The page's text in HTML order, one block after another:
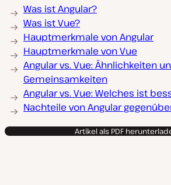
Was ist Angular?
Was ist Vue?
Hauptmerkmale von Angular
Hauptmerkmale von Vue
Angular vs. Vue: Ähnlichkeiten
Gemeinsamkeiten
Angular vs. Vue: Welches ist
Nachteile von Angular
Artikel als PDF